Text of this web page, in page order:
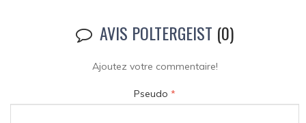
AVIS POLTERGEIST (0)
Ajoutez votre commentaire!
Pseudo *